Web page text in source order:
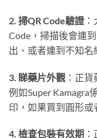
2. 掃QR Code驗證
Code，掃描後會連
出、或者連到不知名
3. 睇藥片外觀 ：正
例如Super Kamagra
印，如果買到圓形或
4. 檢查包裝有效期